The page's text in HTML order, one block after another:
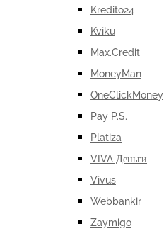
Kredito24
Kviku
Max.Credit
MoneyMan
OneClickMoney
Pay P.S.
Platiza
VIVA Деньги
Vivus
Webbankir
Zaymigo